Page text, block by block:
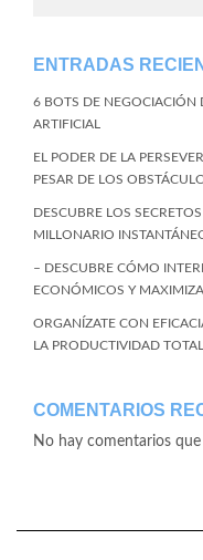
ENTRADAS
6 BOTS DE NEGOCIACIÓN
ARTIFICIAL
EL PODER DE LA
PESAR DE LOS
DESCUBRE LOS
MILLONARIO
– DESCUBRE CÓMO
ECONÓMICOS Y
ORGANÍZATE CON
LA PRODUCTIVIDAD TOTAL
COMENTARIOS
No hay comentarios